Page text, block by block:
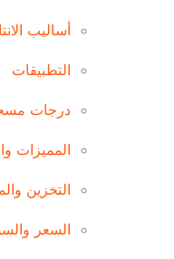
أساليب
التطبيقات
درجات
المميزات
التخزين
السعر